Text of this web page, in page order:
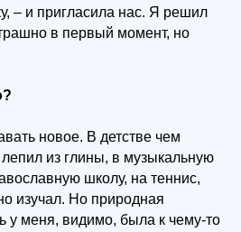
– и пригласила нас. Я решил
в первый момент, но
новое. В детстве чем
из глины, в музыкальную
школу, на теннис,
изучал. Но природная
у меня, видимо, была к чему-то